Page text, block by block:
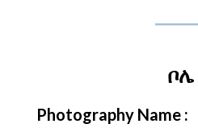
ቦሌ
Photography Name :